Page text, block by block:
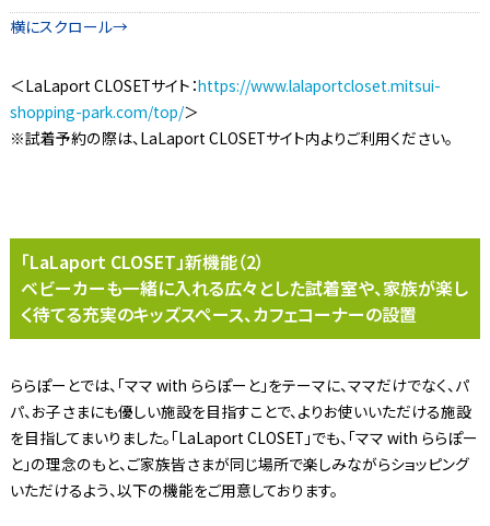
＜LaLaport CLOSETサイト：https://www.lalaportcloset.mitsui-
shopping-park.com/top/＞
※試着予約の際は、LaLaport CLOSETサイト内よりご利用ください。
「LaLaport CLOSET」新機能（2）
ベビーカーも一緒に入れる広々とした試着室や、家族が楽し
く待てる充実のキッズスペース、カフェコーナーの設置
ららぽーとでは、「ママ with ららぽーと」をテーマに、ママだけでなく、パ
パ、お子さまにも優しい施設を目指すことで、よりお使いいただける施設
を目指してまいりました。「LaLaport CLOSET」でも、「ママ with ららぽー
と」の理念のもと、ご家族皆さまが同じ場所で楽しみながらショッピング
いただけるよう、以下の機能をご用意しております。